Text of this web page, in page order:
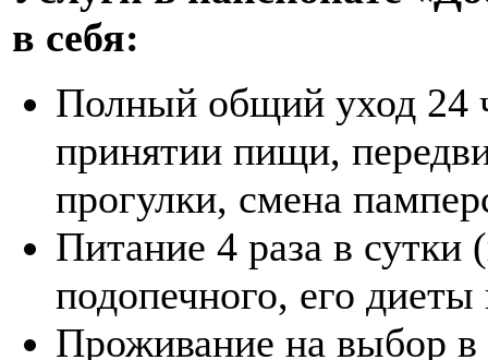
в себя:
Полный общий уход 24
принятии пищи,
прогулки, смена
Питание 4 раза в сутки
подопечного, его диеты
Проживание на выбор в